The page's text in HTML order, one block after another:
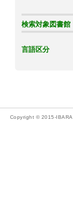
検索対象図書館
言語区分
Copyright © 2015-